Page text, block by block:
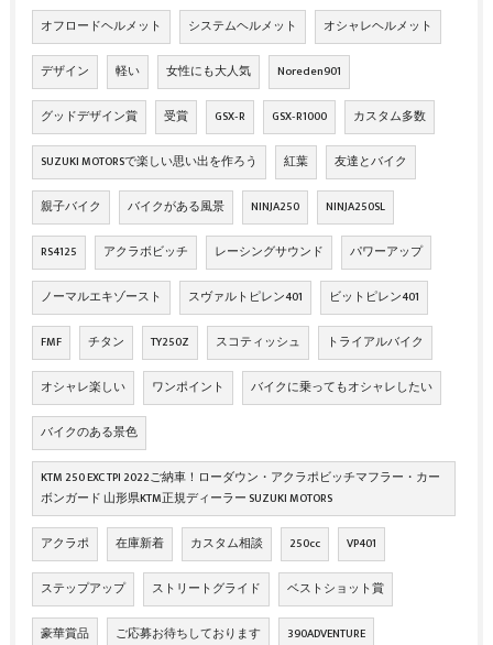
オフロードヘルメット システムヘルメット オシャレヘルメット
デザイン 軽い 女性にも大人気 Noreden901
グッドデザイン賞 受賞 GSX‐R GSX‐R1000 カスタム多数
SUZUKI MOTORSで楽しい思い出を作ろう 紅葉 友達とバイク
親子バイク バイクがある風景 NINJA250 NINJA250SL
RS4125 アクラボビッチ レーシングサウンド パワーアップ
ノーマルエキゾースト スヴァルトピレン401 ビットピレン401
FMF チタン TY250Z スコティッシュ トライアルバイク
オシャレ楽しい ワンポイント バイクに乗ってもオシャレしたい
バイクのある景色
KTM 250 EXC TPI 2022ご納車！ローダウン・アクラポビッチマフラー・カー
ボンガード 山形県KTM正規ディーラー SUZUKI MOTORS
アクラポ 在庫新着 カスタム相談 250cc VP401
ステップアップ ストリートグライド ベストショット賞
豪華賞品 ご応募お待ちしております 390ADVENTURE